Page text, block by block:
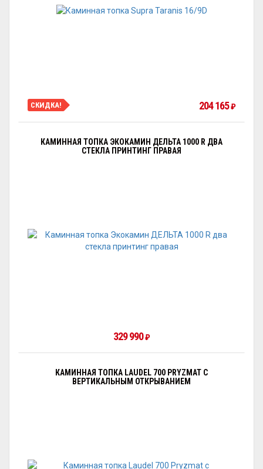
СКИДКА! 204 165₽
КАМИННАЯ ТОПКА ЭКОКАМИН ДЕЛЬТА 1000 R ДВА
СТЕКЛА ПРИНТИНГ ПРАВАЯ
329 990₽
КАМИННАЯ ТОПКА LAUDEL 700 PRYZMAT С
ВЕРТИКАЛЬНЫМ ОТКРЫВАНИЕМ